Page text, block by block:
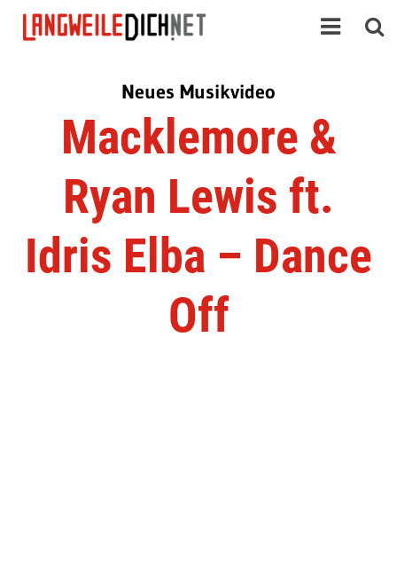
Neues Musikvideo
Macklemore &
Ryan Lewis ft.
Idris Elba – Dance
Off